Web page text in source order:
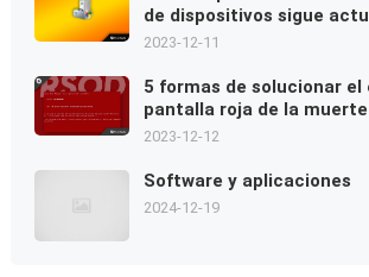
de dispositivos sigue
2023-12-11
5 formas de solucionar el
pantalla roja de la muerte
Windows 10/11
2023-12-12
Software y aplicaciones
2024-12-19